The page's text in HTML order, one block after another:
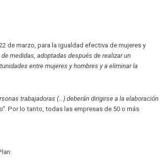
de marzo, para la igualdad efectiva de mujeres y
medidas, adoptadas después de realizar un
entre mujeres y hombres y a eliminar la
trabajadoras (…) deberán dirigirse a la elaboración
Por lo tanto, todas las empresas de 50 o más